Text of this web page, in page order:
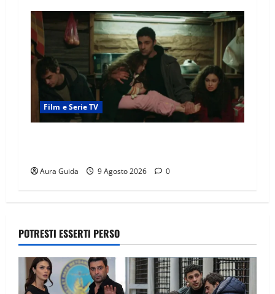
Film e Serie TV
Aura Guida 9 Agosto 2026 0
POTRESTI ESSERTI PERSO